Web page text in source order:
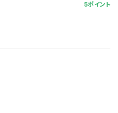
5ポイント